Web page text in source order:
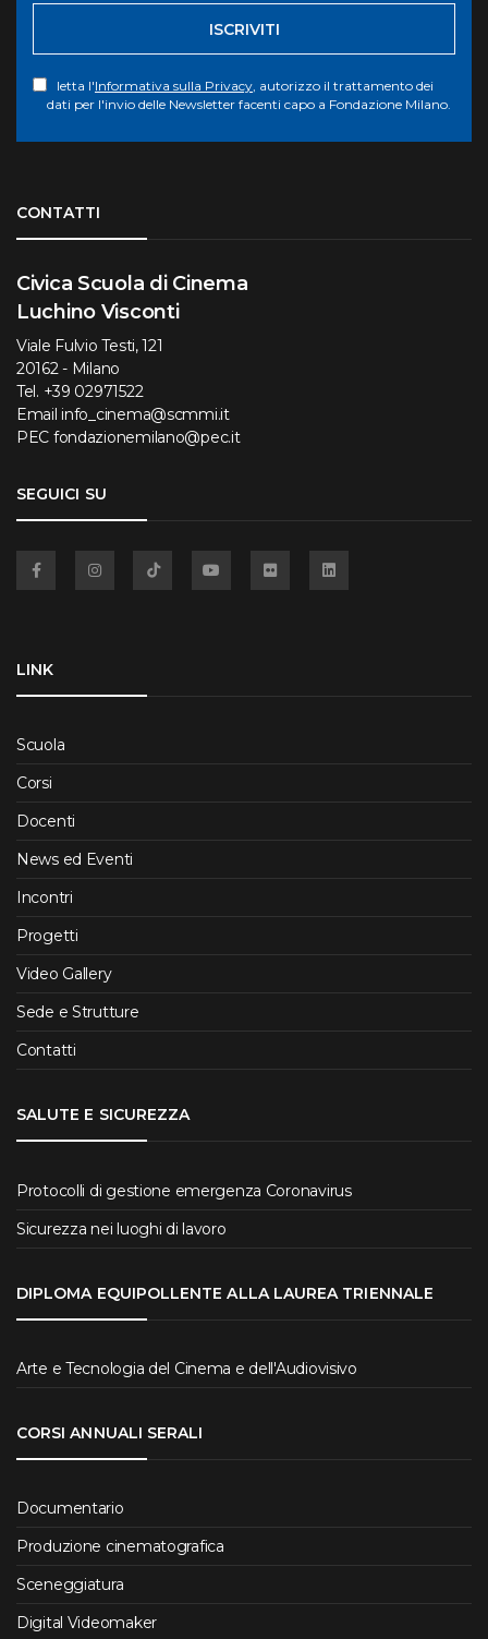
ISCRIVITI
letta l'Informativa sulla Privacy, autorizzo il trattamento dei
dati per l'invio delle Newsletter facenti capo a Fondazione Milano.
CONTATTI
Civica Scuola di Cinema
Luchino Visconti
Viale Fulvio Testi, 121
20162 - Milano
Tel. +39 02971522
Email info_cinema@scmmi.it
PEC fondazionemilano@pec.it
SEGUICI SU
LINK
Scuola
Corsi
Docenti
News ed Eventi
Incontri
Progetti
Video Gallery
Sede e Strutture
Contatti
SALUTE E SICUREZZA
Protocolli di gestione emergenza Coronavirus
Sicurezza nei luoghi di lavoro
DIPLOMA EQUIPOLLENTE ALLA LAUREA TRIENNALE
Arte e Tecnologia del Cinema e dell'Audiovisivo
CORSI ANNUALI SERALI
Documentario
Produzione cinematografica
Sceneggiatura
Digital Videomaker